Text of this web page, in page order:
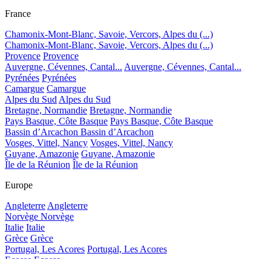
France
Chamonix-Mont-Blanc, Savoie, Vercors, Alpes du (...)
Chamonix-Mont-Blanc, Savoie, Vercors, Alpes du (...)
Provence Provence
Auvergne, Cévennes, Cantal... Auvergne, Cévennes, Cantal...
Pyrénées Pyrénées
Camargue Camargue
Alpes du Sud Alpes du Sud
Bretagne, Normandie Bretagne, Normandie
Pays Basque, Côte Basque Pays Basque, Côte Basque
Bassin d’Arcachon Bassin d’Arcachon
Vosges, Vittel, Nancy Vosges, Vittel, Nancy
Guyane, Amazonie Guyane, Amazonie
Île de la Réunion Île de la Réunion
Europe
Angleterre Angleterre
Norvège Norvège
Italie Italie
Grèce Grèce
Portugal, Les Acores Portugal, Les Acores